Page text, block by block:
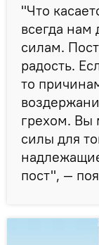
"Что
всегда
силам.
радость.
то
грехом. Вы
силы для
пост", —